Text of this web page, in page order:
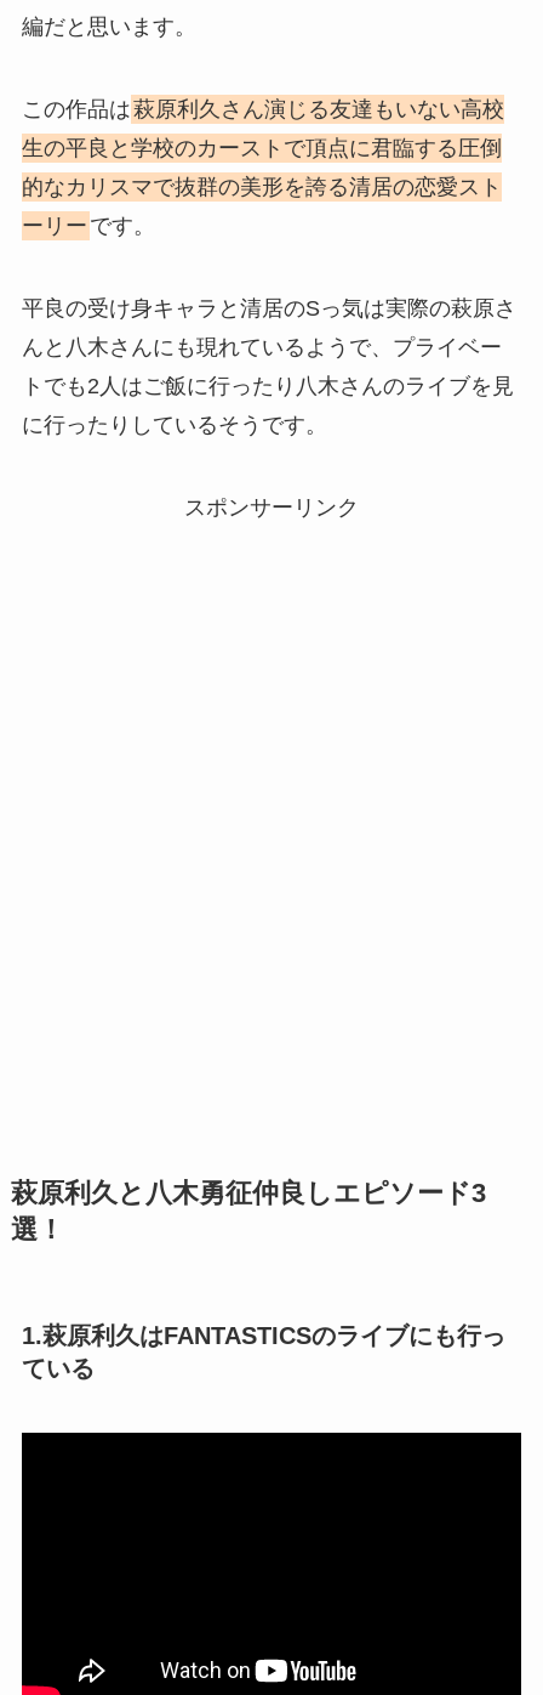
編だと思います。
この作品は萩原利久さん演じる友達もいない高校
生の平良と学校のカーストで頂点に君臨する圧倒
的なカリスマで抜群の美形を誇る清居の恋愛スト
ーリー です。
平良の受け身キャラと清居のSっ気は実際の萩原さ
んと八木さんにも現れているようで、プライベー
トでも2人はご飯に行ったり八木さんのライブを見
に行ったりしているそうです。
スポンサーリンク
萩原利久と八木勇征仲良しエピソード3
選！
1.萩原利久はFANTASTICSのライブにも行っ
ている